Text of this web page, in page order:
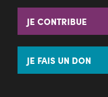
JE CONTRIBUE
JE FAIS UN DON